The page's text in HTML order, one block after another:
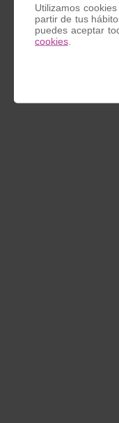
Utilizamos
partir de tus
puedes aceptar
cookies